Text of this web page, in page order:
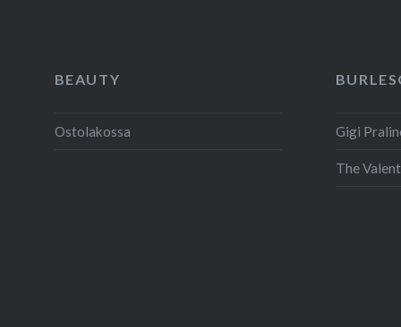
BEAUTY
Ostolakossa Gigi
The